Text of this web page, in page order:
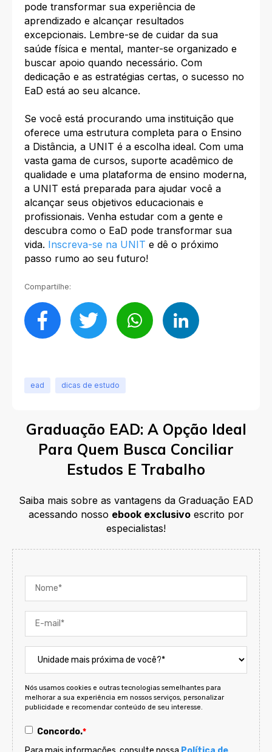
pode transformar sua experiência de
aprendizado e alcançar resultados
excepcionais. Lembre-se de cuidar da sua
saúde física e mental, manter-se organizado e
buscar apoio quando necessário. Com
dedicação e as estratégias certas, o sucesso no
EaD está ao seu alcance.
Se você está procurando uma instituição que
oferece uma estrutura completa para o Ensino
a Distância, a UNIT é a escolha ideal. Com uma
vasta gama de cursos, suporte acadêmico de
qualidade e uma plataforma de ensino moderna,
a UNIT está preparada para ajudar você a
alcançar seus objetivos educacionais e
profissionais. Venha estudar com a gente e
descubra como o EaD pode transformar sua
vida. Inscreva-se na UNIT e dê o próximo
passo rumo ao seu futuro!
Compartilhe:
ead dicas de estudo
Graduação EAD: A Opção Ideal
Para Quem Busca Conciliar
Estudos E Trabalho
Saiba mais sobre as vantagens da Graduação EAD
acessando nosso ebook exclusivoescrito por
especialistas!
Nós usamos cookies e outras tecnologias semelhantes para
melhorar a sua experiência em nossos serviços, personalizar
publicidade e recomendar conteúdo de seu interesse.
Concordo.*